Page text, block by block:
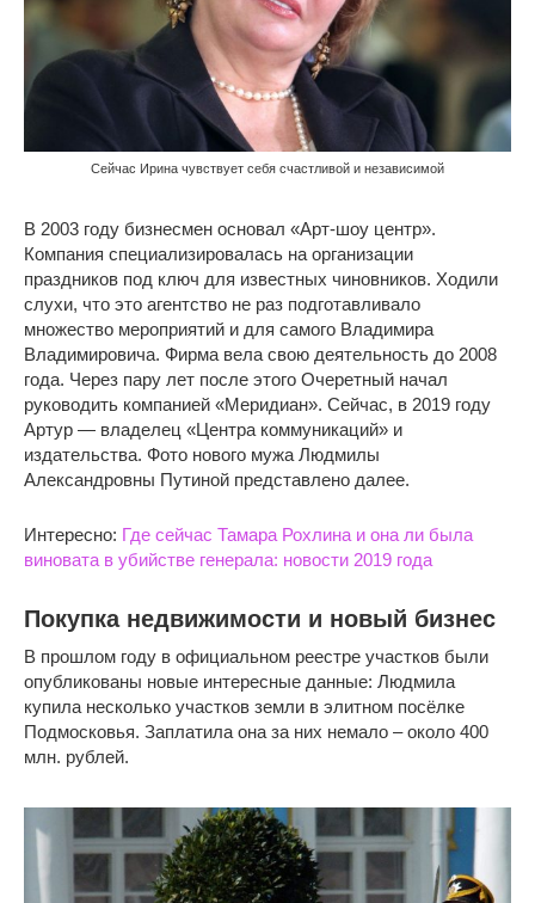
Сейчас Ирина чувствует себя счастливой и независимой
В 2003 году бизнесмен основал «Арт-шоу центр».
Компания специализировалась на организации
праздников под ключ для известных чиновников. Ходили
слухи, что это агентство не раз подготавливало
множество мероприятий и для самого Владимира
Владимировича. Фирма вела свою деятельность до 2008
года. Через пару лет после этого Очеретный начал
руководить компанией «Меридиан». Сейчас, в 2019 году
Артур — владелец «Центра коммуникаций» и
издательства. Фото нового мужа Людмилы
Александровны Путиной представлено далее.
Интересно: Где сейчас Тамара Рохлина и она ли была
виновата в убийстве генерала: новости 2019 года
Покупка недвижимости и новый бизнес
В прошлом году в официальном реестре участков были
опубликованы новые интересные данные: Людмила
купила несколько участков земли в элитном посёлке
Подмосковья. Заплатила она за них немало – около 400
млн. рублей.